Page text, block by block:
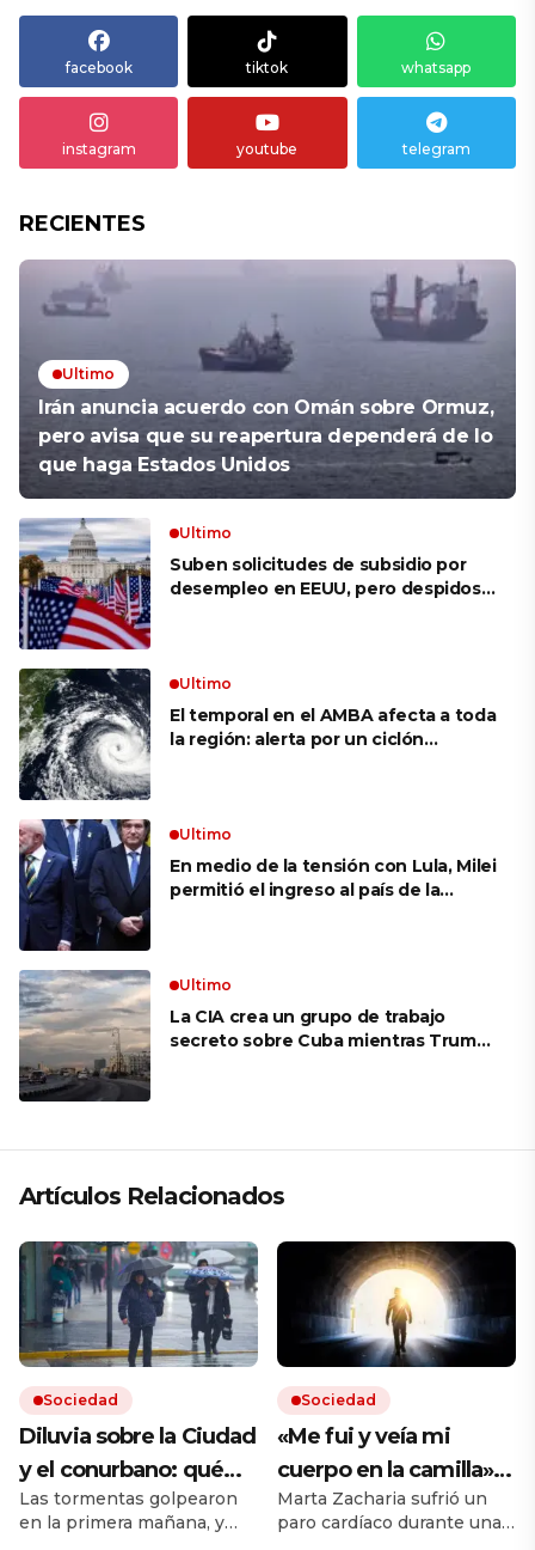
facebook tiktok whatsapp
instagram youtube telegram
RECIENTES
Ultimo
Irán anuncia acuerdo con Omán sobre Ormuz,
pero avisa que su reapertura dependerá de lo
que haga Estados Unidos
Ultimo
Suben solicitudes de subsidio por
desempleo en EEUU, pero despidos
Ultimo
El temporal en el AMBA afecta a toda
la región: alerta por un ciclón
Ultimo
En medio de la tensión con Lula, Milei
permitió el ingreso al país de la
Ultimo
La CIA crea un grupo de trabajo
secreto sobre Cuba mientras Trump
Artículos Relacionados
Sociedad
Diluvia sobre la Ciudad
y el conurbano: qué
dice el pronóstico para
las próximas horas
Las tormentas golpearon
en la primera mañana, y
Sociedad
«Me fui y veía mi
cuerpo en la camilla»:
vivió un caso similar al
de Víctor Sueiro y la
Marta Zacharia sufrió un
paro cardíaco durante una